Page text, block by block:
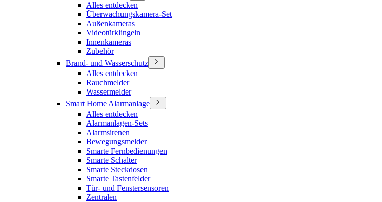
Alles entdecken
Überwachungskamera-Set
Außenkameras
Videotürklingeln
Innenkameras
Zubehör
Brand- und Wasserschutz
Alles entdecken
Rauchmelder
Wassermelder
Smart Home Alarmanlage
Alles entdecken
Alarmanlagen-Sets
Alarmsirenen
Bewegungsmelder
Smarte Fernbedienungen
Smarte Schalter
Smarte Steckdosen
Smarte Tastenfelder
Tür- und Fenstersensoren
Zentralen